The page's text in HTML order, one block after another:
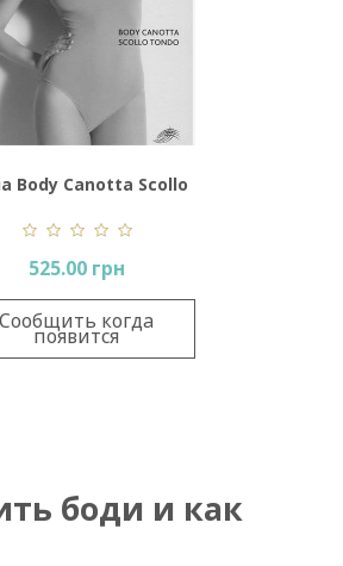
Body Canotta Scollo
Tondo
525.00 грн
Сообщить когда
появится
боди и как